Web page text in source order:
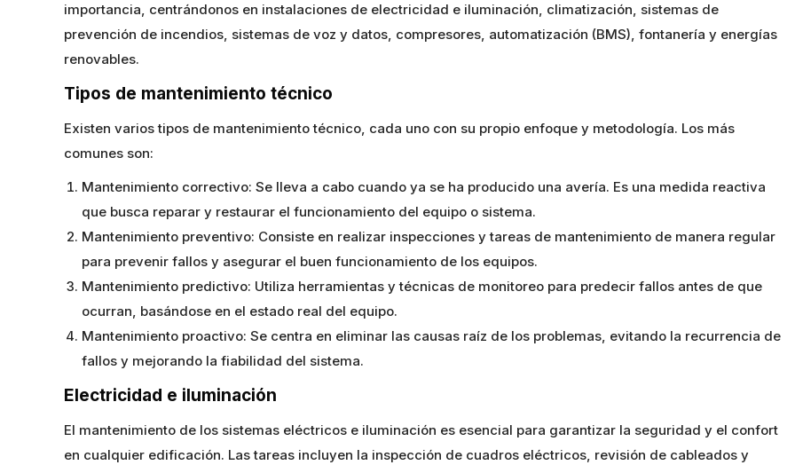
importancia, centrándonos en instalaciones de electricidad e iluminación, climatización, sistemas de
prevención de incendios, sistemas de voz y datos, compresores, automatización (BMS), fontanería y energías
renovables.
Tipos de mantenimiento técnico
Existen varios tipos de mantenimiento técnico, cada uno con su propio enfoque y metodología. Los más
comunes son:
Mantenimiento correctivo: Se lleva a cabo cuando ya se ha producido una avería. Es una medida reactiva
que busca reparar y restaurar el funcionamiento del equipo o sistema.
Mantenimiento preventivo: Consiste en realizar inspecciones y tareas de mantenimiento de manera regular
para prevenir fallos y asegurar el buen funcionamiento de los equipos.
Mantenimiento predictivo: Utiliza herramientas y técnicas de monitoreo para predecir fallos antes de que
ocurran, basándose en el estado real del equipo.
Mantenimiento proactivo: Se centra en eliminar las causas raíz de los problemas, evitando la recurrencia de
fallos y mejorando la fiabilidad del sistema.
Electricidad e iluminación
El mantenimiento de los sistemas eléctricos e iluminación es esencial para garantizar la seguridad y el confort
en cualquier edificación. Las tareas incluyen la inspección de cuadros eléctricos, revisión de cableados y